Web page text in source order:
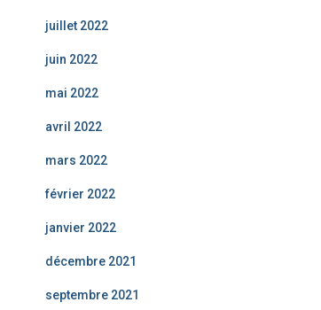
juillet 2022
juin 2022
mai 2022
avril 2022
mars 2022
février 2022
janvier 2022
décembre 2021
septembre 2021